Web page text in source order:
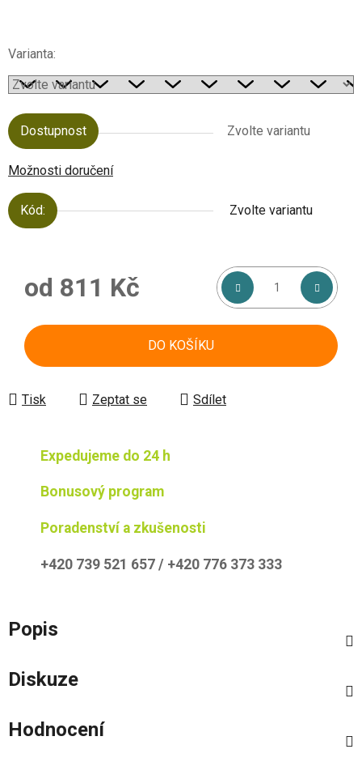
Varianta:
Dostupnost Zvolte variantu
Možnosti doručení
Kód: Zvolte variantu
od 811 Kč
DO KOŠÍKU
Tisk Zeptat se Sdílet
Expedujeme do 24 h
Bonusový program
Poradenství a zkušenosti
+420 739 521 657 / +420 776 373 333
Popis
Diskuze
Hodnocení